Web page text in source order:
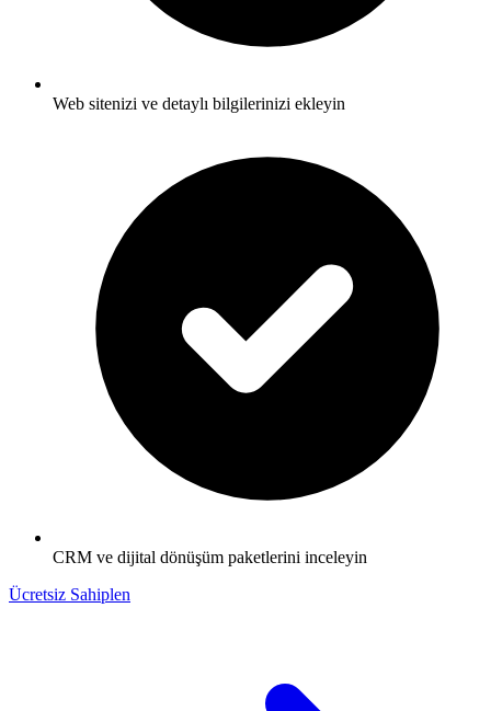
Web sitenizi ve detaylı bilgilerinizi ekleyin
CRM ve dijital dönüşüm paketlerini inceleyin
Ücretsiz Sahiplen